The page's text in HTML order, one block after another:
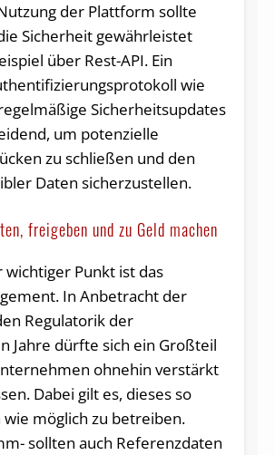
der Plattform sollte
Sicherheit gewährleistet
über Rest-API. Ein
wie
Sicherheitsupdates
um potenzielle
zu schließen und den
Daten sicherzustellen.
freigeben und zu Geld machen
wichtiger Punkt ist das
In Anbetracht der
Regulatorik der
Jahre dürfte sich ein Großteil
ohnehin verstärkt
Dabei gilt es, dieses so
wie möglich zu betreiben.
sollten auch Referenzdaten